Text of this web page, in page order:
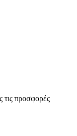
τις προσφορές